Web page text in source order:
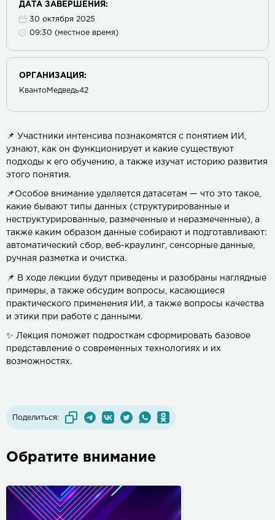
ДАТА ЗАВЕРШЕНИЯ:
30 октября 2025
09:30 (местное время)
ОРГАНИЗАЦИЯ:
КвантоМедведь42
📌 Участники интенсива познакомятся с понятием ИИ,
узнают, как он функционирует и какие существуют
подходы к его обучению, а также изучат историю развития
этого понятия.
📌Особое внимание уделяется датасетам — что это такое,
какие бывают типы данных (структурированные и
неструктурированные, размеченные и неразмеченные), а
также каким образом данные собирают и подготавливают:
автоматический сбор, веб-краулинг, сенсорные данные,
ручная разметка и очистка.
📌 В ходе лекции будут приведены и разобраны наглядные
примеры, а также обсудим вопросы, касающиеся
практического применения ИИ, а также вопросы качества
и этики при работе с данными.
✨ Лекция поможет подросткам сформировать базовое
представление о современных технологиях и их
возможностях.
Поделиться:
Обратите внимание